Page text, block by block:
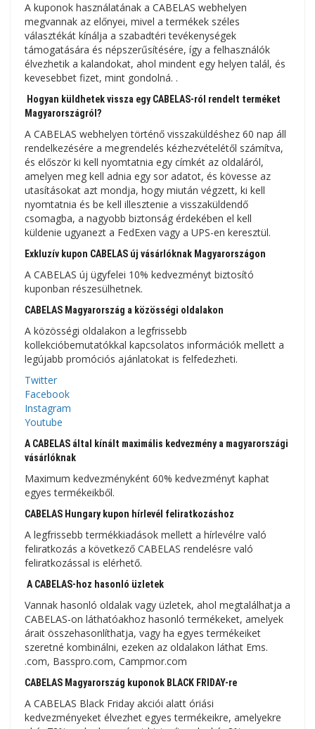
A kuponok használatának a CABELAS webhelyen
megvannak az előnyei, mivel a termékek széles
választékát kínálja a szabadtéri tevékenységek
támogatására és népszerűsítésére, így a felhasználók
élvezhetik a kalandokat, ahol mindent egy helyen talál, és
kevesebbet fizet, mint gondolná. .
Hogyan küldhetek vissza egy CABELAS-ról rendelt terméket
Magyarországról?
A CABELAS webhelyen történő visszaküldéshez 60 nap áll
rendelkezésére a megrendelés kézhezvételétől számítva,
és először ki kell nyomtatnia egy címkét az oldaláról,
amelyen meg kell adnia egy sor adatot, és kövesse az
utasításokat azt mondja, hogy miután végzett, ki kell
nyomtatnia és be kell illesztenie a visszaküldendő
csomagba, a nagyobb biztonság érdekében el kell
küldenie ugyanezt a FedExen vagy a UPS-en keresztül.
Exkluzív kupon CABELAS új vásárlóknak Magyarországon
A CABELAS új ügyfelei 10% kedvezményt biztosító
kuponban részesülhetnek.
CABELAS Magyarország a közösségi oldalakon
A közösségi oldalakon a legfrissebb
kollekcióbemutatókkal kapcsolatos információk mellett a
legújabb promóciós ajánlatokat is felfedezheti.
Twitter
Facebook
Instagram
Youtube
A CABELAS által kínált maximális kedvezmény a magyarországi
vásárlóknak
Maximum kedvezményként 60% kedvezményt kaphat
egyes termékeikből.
CABELAS Hungary kupon hírlevél feliratkozáshoz
A legfrissebb termékkiadások mellett a hírlevélre való
feliratkozás a következő CABELAS rendelésre való
feliratkozással is elérhető.
A CABELAS-hoz hasonló üzletek
Vannak hasonló oldalak vagy üzletek, ahol megtalálhatja a
CABELAS-on láthatóakhoz hasonló termékeket, amelyek
árait összehasonlíthatja, vagy ha egyes termékeiket
szeretné kombinálni, ezeken az oldalakon láthat Ems.
.com, Basspro.com, Campmor.com
CABELAS Magyarország kuponok BLACK FRIDAY-re
A CABELAS Black Friday akciói alatt óriási
kedvezményeket élvezhet egyes termékeikre, amelyekre